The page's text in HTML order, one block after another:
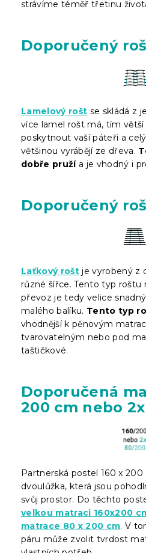
strávíme téměř třetinu
Doporučený
Lamelový rošt se skládá z
více lamel rošt má, tím větší
poskytnout vaší páteři a
většinou vyrábějí ze dřeva.
dobře pružía je vhodný i
Doporučený
Laťkový rošt je vyrobený z
různé šířce. Tento typ roštu
převoz je tedy velice
malého balíku. Tento typ
vhodnější k pěnovým
tvarovatelným nebo pod
taštičkové.
Doporučená
200 cm nebo
Partnerská postel 160 x
dvoulůžka, která jsou
svůj prostor. Do těchto
velkou matraci 160x200
matrace 80 x 200 cm. V
páru může zvolit tvrdost